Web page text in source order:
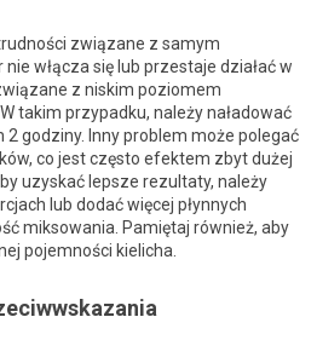
związane z samym
włącza się lub przestaje działać w
z niskim poziomem
takim przypadku, należy naładować
godziny. Inny problem może polegać
co jest często efektem zbyt dużej
uzyskać lepsze rezultaty, należy
lub dodać więcej płynnych
miksowania. Pamiętaj również, aby
pojemności kielicha.